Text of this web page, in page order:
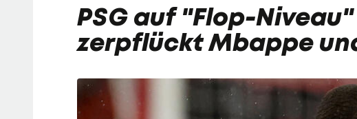
PSG auf "Flop-
zerpflückt Mbappe